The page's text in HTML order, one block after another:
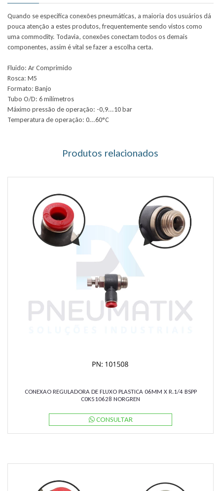
Quando se especifica conexões pneumáticas, a maioria dos usuários dá
pouca atenção a estes produtos, frequentemente sendo vistos como
uma commodity. Todavia, conexões conectam todos os demais
componentes, assim é vital se fazer a escolha certa.
Fluido: Ar Comprimido
Rosca: M5
Formato: Banjo
Tubo O/D: 6 milímetros
Máximo pressão de operação: -0,9...10 bar
Temperatura de operação: 0...60°C
Produtos relacionados
CONEXAO REGULADORA DE FLUXO PLASTICA 06MM X R.1/4 BSPP
C0K510628 NORGREN
CONSULTAR